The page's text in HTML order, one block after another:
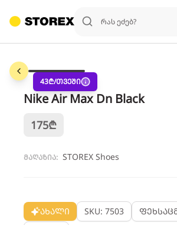
43₾/თვეში
Nike Air Max Dn Black
175₾
მაღაზია: STOREX Shoes
ახალი SKU: 7503